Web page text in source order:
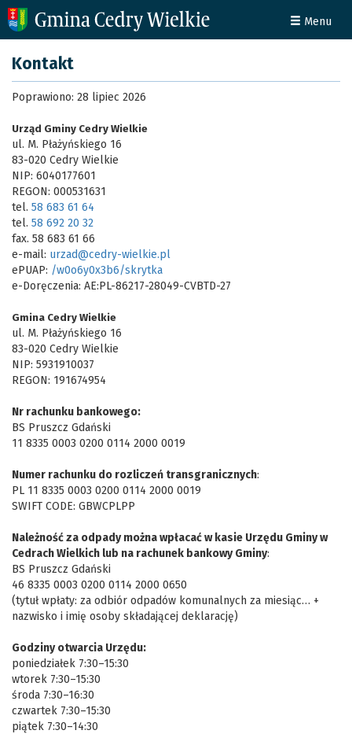
Menu
Kontakt
Poprawiono: 28 lipiec 2026
Urząd Gminy Cedry Wielkie
ul. M. Płażyńskiego 16
83-020 Cedry Wielkie
NIP: 6040177601
REGON: 000531631
tel. 58 683 61 64
tel. 58 692 20 32
fax. 58 683 61 66
e-mail: urzad@cedry-wielkie.pl
ePUAP: /w0o6y0x3b6/skrytka
e-Doręczenia: AE:PL-86217-28049-CVBTD-27
Gmina Cedry Wielkie
ul. M. Płażyńskiego 16
83-020 Cedry Wielkie
NIP: 5931910037
REGON: 191674954
Nr rachunku bankowego:
BS Pruszcz Gdański
11 8335 0003 0200 0114 2000 0019
Numer rachunku do rozliczeń transgranicznych:
PL 11 8335 0003 0200 0114 2000 0019
SWIFT CODE: GBWCPLPP
Należność za odpady można wpłacać w kasie Urzędu Gminy w
Cedrach Wielkich lub na rachunek bankowy Gminy:
BS Pruszcz Gdański
46 8335 0003 0200 0114 2000 0650
(tytuł wpłaty: za odbiór odpadów komunalnych za miesiąc… +
nazwisko i imię osoby składającej deklarację)
Godziny otwarcia Urzędu:
poniedziałek 7:30–15:30
wtorek 7:30–15:30
środa 7:30–16:30
czwartek 7:30–15:30
piątek 7:30–14:30